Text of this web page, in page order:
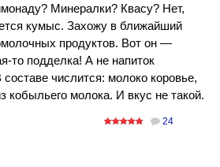
Минералки? Квасу? Нет,
кумыс. Захожу в ближайший
продуктов. Вот он —
то подделка! А не напиток
числится: молоко коровье,
кобыльего молока. И вкус не такой.
24